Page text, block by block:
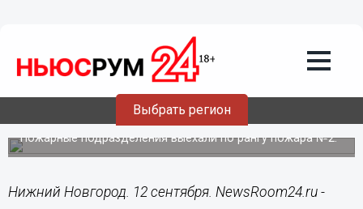
Выбрать регион
12.09.201811:47
Пожар на заводе «Нижегородхим» в
Дзержинске случился 12 сентября
Пожарные подразделения выехали по рангу пожара №2.
Нижний Новгород. 12 сентября. NewsRoom24.ru -